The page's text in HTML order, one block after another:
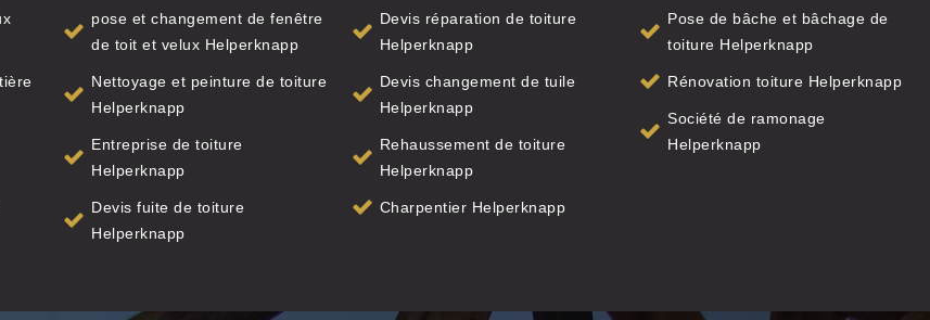
pose et changement de fenêtre
de toit et velux Helperknapp
Nettoyage et peinture de toiture
Helperknapp
Entreprise de toiture
Helperknapp
Devis fuite de toiture
Helperknapp
Devis réparation de toiture
Helperknapp
Devis changement de tuile
Helperknapp
Rehaussement de toiture
Helperknapp
Charpentier Helperknapp
Pose de bâche et bâchage de
toiture Helperknapp
Rénovation toiture Helperknapp
Société de ramonage
Helperknapp